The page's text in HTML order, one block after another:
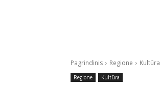
Pagrindinis Regione Kultūra
Regione Kultūra